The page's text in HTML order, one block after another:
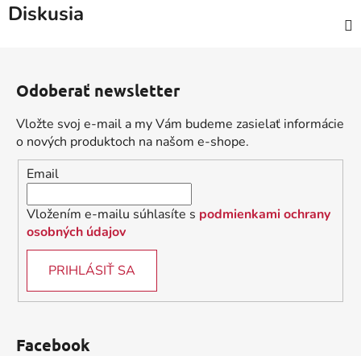
Diskusia
Odoberať newsletter
Vložte svoj e-mail a my Vám budeme zasielať informácie
o nových produktoch na našom e-shope.
Email
Vložením e-mailu súhlasíte s podmienkami ochrany
osobných údajov
PRIHLÁSIŤ SA
Facebook